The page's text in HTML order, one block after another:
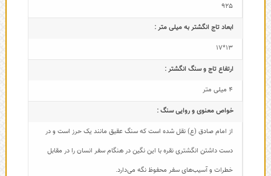
925
ابعاد تاج‌ انگشتر به میلی متر :
13*17
ارتفاع تاج و سنگ انگشتر :
4 میلی متر
خواص معنوی و روایی سنگ :
از امام صادق (ع) نقل شده است که سنگ عقیق مانند یک حرز است و در
دست داشتن انگشتری نقره با این نگین در هنگام سفر انسان را در مقابل
خطرات و آسیب‌های سفر محفوظ نگه می‌دارد.